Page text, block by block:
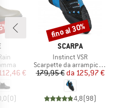
ridotto
€
(0)
MARCHIO
SCARPA
Articolo
Instinct VSR
Gruppo di prodotti
Scarpette da arrampicata
Prezzo
179,95 € Prezzo ridotto
da 125,97 €
4,8(98)
Sconto
fino al 30%